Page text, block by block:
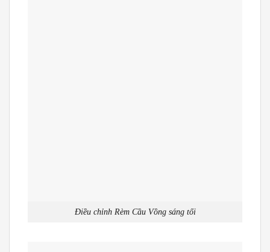
Điều chỉnh Rèm Cầu Vồng sáng tối